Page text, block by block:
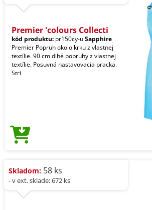
Premier 'colours Collecti
kód produktu: pr150cy-uSapphire
Premier Popruh okolo krku z vlastnej
textílie. 90 cm dlhé popruhy z vlastnej
textílie. Posuvná nastavovacia pracka.
Stri
Skladom: 58 ks
- v ext. sklade: 672 ks